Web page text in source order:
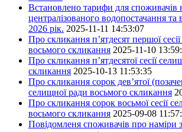
Встановлено тарифи для споживачів
централізованого водопостачання та
2026 рік. 2025-11-11 14:53:07
Про скликання п’ятдесят першої
восьмого скликання 2025-11-10
Про скликання п’ятдесятої сесії
скликання 2025-10-13 11:53:35
Про скликання сорок дев’ятої
селищної ради восьмого скликання
Про скликання сорок восьмої сесії
восьмого скликання 2025-09-08
Повідомленя споживачів про наміри